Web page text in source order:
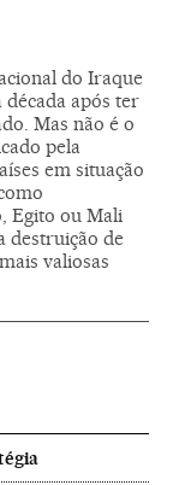
do Iraque
após ter
Mas não é o
pela
em situação
Egito ou Mali
destruição de
valiosas